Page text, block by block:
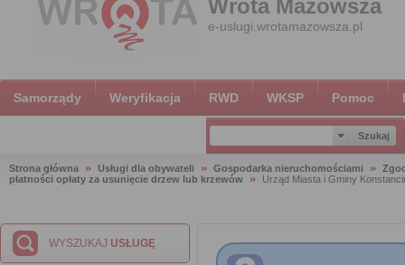
Wrota Mazowsza
e-uslugi.wrotamazowsza.pl
Samorządy Weryfikacja RWD WKSP Pomoc
Strona główna Usługi dla obywateli Gospodarka nieruchomościami
płatności opłaty za usunięcie drzew lub krzewów
Urząd Miasta i Gminy
WYSZUKAJ USŁUGĘ